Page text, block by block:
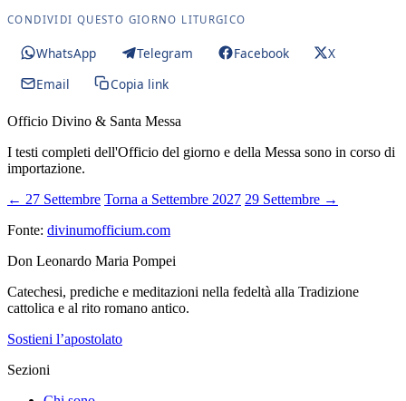
CONDIVIDI QUESTO GIORNO LITURGICO
WhatsApp Telegram Facebook
X
Email
Copia link
Officio Divino & Santa Messa
I testi completi dell'Officio del giorno e della Messa sono in corso di
importazione.
← 27 Settembre Torna a Settembre 2027 29 Settembre →
Fonte: divinumofficium.com
Don Leonardo Maria Pompei
Catechesi, prediche e meditazioni nella fedeltà alla Tradizione
cattolica e al rito romano antico.
Sostieni l’apostolato
Sezioni